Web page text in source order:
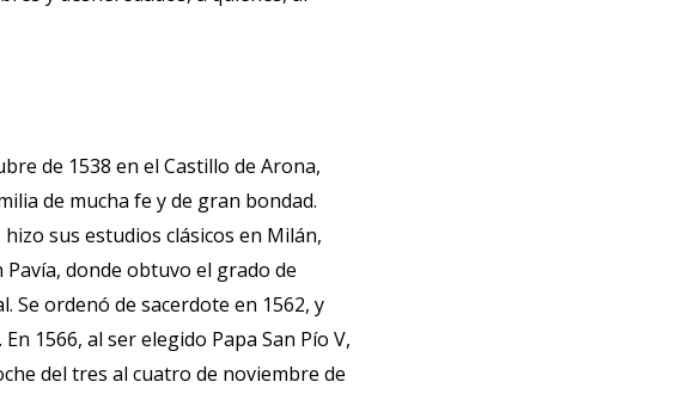
de 1538 en el Castillo de Arona,
de mucha fe y de gran bondad.
sus estudios clásicos en Milán,
donde obtuvo el grado de
Se ordenó de sacerdote en 1562, y
1566, al ser elegido Papa San Pío V,
del tres al cuatro de noviembre de